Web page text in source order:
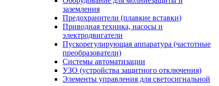
заземления
Предохранители (плавкие вставки)
Приводная техника, насосы и
электродвигатели
Пускорегулирующая аппаратура (частотные
преобразователи)
Системы автоматизации
УЗО (устройства защитного отключения)
Элементы управления для светосигнальной